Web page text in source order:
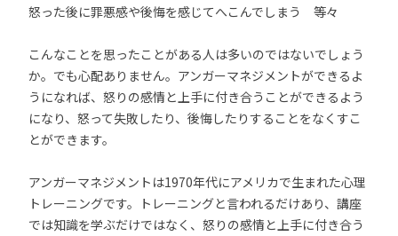
怒った後に罪悪感や後悔を感じてへこんでしまう 等々
こんなことを思ったことがある人は多いのではないでしょう
か。でも心配ありません。アンガーマネジメントができるよ
うになれば、怒りの感情と上手に付き合うことができるよう
になり、怒って失敗したり、後悔したりすることをなくすこ
とができます。
アンガーマネジメントは1970年代にアメリカで生まれた心理
トレーニングです。トレーニングと言われるだけあり、講座
では知識を学ぶだけではなく、怒りの感情と上手に付き合う